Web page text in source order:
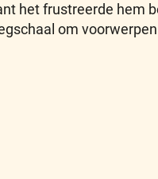
het frustreerde hem
om